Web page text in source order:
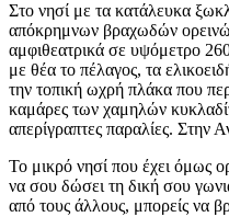
Στο νησί με τα κατάλευκα
απόκρημνων βραχωδών
αμφιθεατρικά σε υψόμετρο
με θέα το πέλαγος, τα
την τοπική ωχρή πλάκα που
καμάρες των χαμηλών
απερίγραπτες παραλίες. Στην
Το μικρό νησί που έχει όμως
να σου δώσει τη δική σου
από τους άλλους, μπορείς να